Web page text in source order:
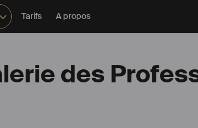
Tarifs A propos
des